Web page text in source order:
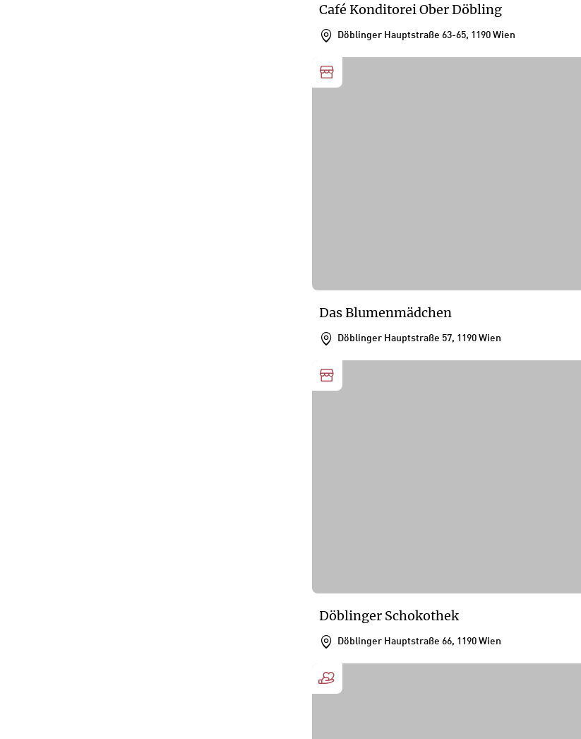
Café Konditorei Ober Döbling
Döblinger Hauptstraße 63-65, 1190 Wien
Das Blumenmädchen
Döblinger Hauptstraße 57, 1190 Wien
Döblinger Schokothek
Döblinger Hauptstraße 66, 1190 Wien